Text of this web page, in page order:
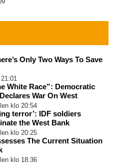
Only Two Ways To Save
White Race”: Democratic
War On West
klo 20:54
terror’: IDF soldiers
the West Bank
klo 20:25
The Current Situation
klo 18:36